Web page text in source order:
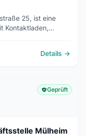
25, ist eine
Kontaktladen,
Details →
Geprüft
Mülheim